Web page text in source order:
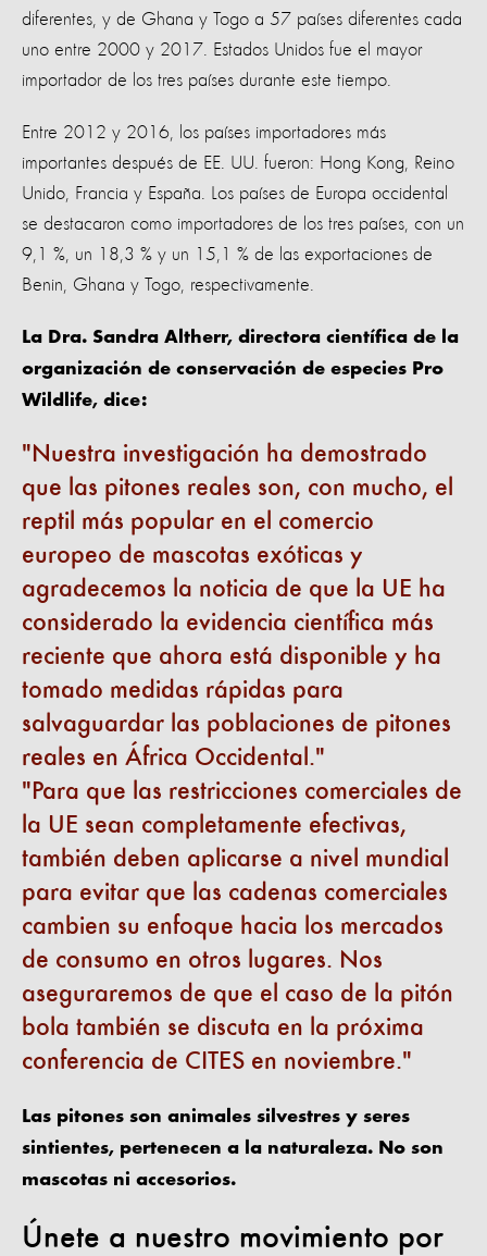
diferentes, y de Ghana y Togo a 57 países diferentes cada
uno entre 2000 y 2017. Estados Unidos fue el mayor
importador de los tres países durante este tiempo.
Entre 2012 y 2016, los países importadores más
importantes después de EE. UU. fueron: Hong Kong, Reino
Unido, Francia y España. Los países de Europa occidental
se destacaron como importadores de los tres países, con un
9,1 %, un 18,3 % y un 15,1 % de las exportaciones de
Benin, Ghana y Togo, respectivamente.
La Dra. Sandra Altherr, directora científica de la
organización de conservación de especies Pro
Wildlife, dice:
Nuestra investigación ha demostrado
que las pitones reales son, con mucho, el
reptil más popular en el comercio
europeo de mascotas exóticas y
agradecemos la noticia de que la UE ha
considerado la evidencia científica más
reciente que ahora está disponible y ha
tomado medidas rápidas para
salvaguardar las poblaciones de pitones
reales en África Occidental.
Para que las restricciones comerciales de
la UE sean completamente efectivas,
también deben aplicarse a nivel mundial
para evitar que las cadenas comerciales
cambien su enfoque hacia los mercados
de consumo en otros lugares. Nos
aseguraremos de que el caso de la pitón
bola también se discuta en la próxima
conferencia de CITES en noviembre.
Las pitones son animales silvestres y seres
sintientes, pertenecen a la naturaleza. No son
mascotas ni accesorios.
Únete a nuestro movimiento por